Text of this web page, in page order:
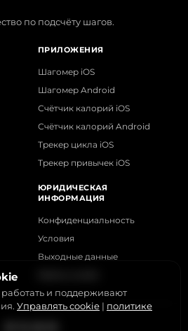
по подсчёту шагов.
ПРИЛОЖЕНИЯ
Шагомер iOS
Шагомер Android
Счётчик калорий iOS
Счётчик калорий Android
Трекер цикла iOS
Трекер привычек iOS
ЮРИДИЧЕСКАЯ
ИНФОРМАЦИЯ
Конфиденциальность
Условия
Выходные данные
и поддерживают
Управлять cookie | политике